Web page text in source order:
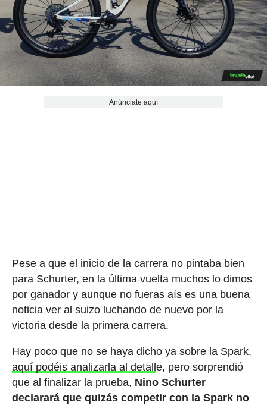
Anúnciate aquí
Pese a que el inicio de la carrera no pintaba bien
para Schurter, en la última vuelta muchos lo dimos
por ganador y aunque no fueras aís es una buena
noticia ver al suizo luchando de nuevo por la
victoria desde la primera carrera.
Hay poco que no se haya dicho ya sobre la Spark,
aquí podéis analizarla al detall e, pero sorprendió
que al finalizar la prueba, Nino Schurter
declarará que quizás competir con la Spark no